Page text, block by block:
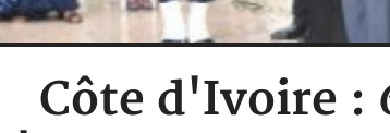
Côte d'Ivoire :